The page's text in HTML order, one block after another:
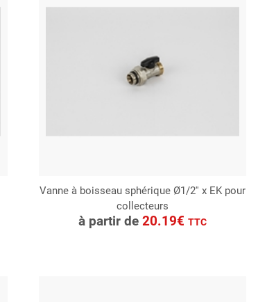
Vanne à boisseau sphérique Ø1/2'' x EK pour
collecteurs
à partir de20.19€TTC
CONSULTER
Demande de devis